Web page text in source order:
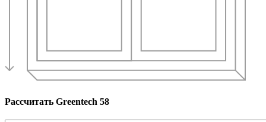
Рассчитать Greentech 58